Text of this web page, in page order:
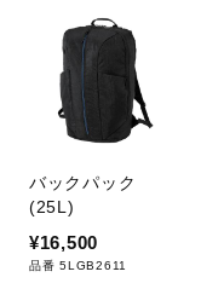
セール
バックパック
(25L)
¥16,500
品番 5LGB2611